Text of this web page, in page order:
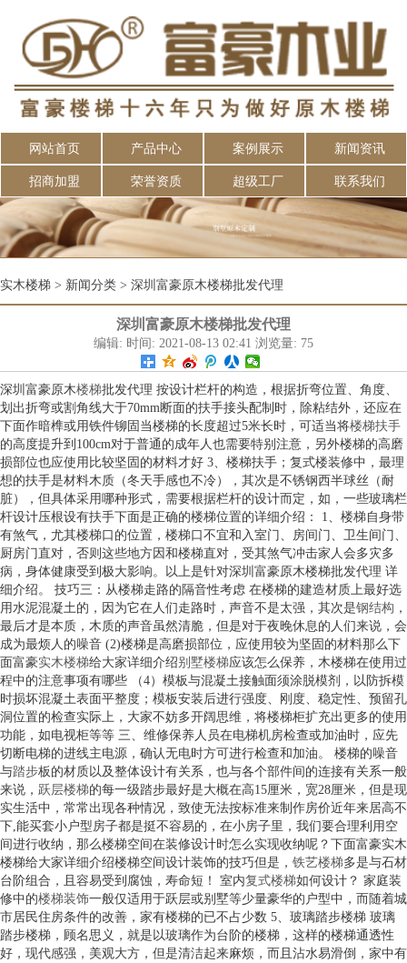
网站首页 产品中心 案例展示 新闻资讯
招商加盟 荣誉资质 超级工厂 联系我们
实木楼梯 > 新闻分类 > 深圳富豪原木楼梯批发代理
深圳富豪原木楼梯批发代理
编辑: 时间: 2021-08-13 02:41 浏览量: 75
深圳富豪原木楼梯批发代理 按设计栏杆的构造，根据折弯位置、角度、
划出折弯或割角线大于70mm断面的扶手接头配制时，除粘结外，还应在
下面作暗榫或用铁件铆固当楼梯的长度超过5米长时，可适当将楼梯扶手
的高度提升到100cm对于普通的成年人也需要特别注意，另外楼梯的高磨
损部位也应使用比较坚固的材料才好 3、楼梯扶手；复式楼装修中，最理
想的扶手是材料木质（冬天手感也不冷），其次是不锈钢西半球丝（耐
脏），但具体采用哪种形式，需要根据栏杆的设计而定，如，一些玻璃栏
杆设计压根设有扶手下面是正确的楼梯位置的详细介绍： 1、楼梯自身带
有煞气，尤其楼梯口的位置，楼梯口不宜和入室门、房间门、卫生间门、
厨房门直对，否则这些地方因和楼梯直对，受其煞气冲击家人会多灾多
病，身体健康受到极大影响。以上是针对深圳富豪原木楼梯批发代理 详
细介绍。 技巧三：从楼梯走路的隔音性考虑 在楼梯的建造材质上最好选
用水泥混凝土的，因为它在人们走路时，声音不是太强，其次是钢结构 ，
最后才是本质，木质的声音虽然清脆，但是对于夜晚休息的人们来说，会
成为最烦人的噪音 (2)楼梯是高磨损部位，应使用较为坚固的材料那么下
面富豪实木楼梯给大家详细介绍别墅楼梯应该怎么保养，木楼梯在使用过
程中的注意事项有哪些 （4）模板与混凝土接触面须涂脱模剂，以防拆模
时损坏混凝土表面平整度；模板安装后进行强度、刚度、稳定性、预留孔
洞位置的检查实际上，大家不妨多开阔思维，将楼梯柜扩充出更多的使用
功能，如电视柜等等 三、维修保养人员在电梯机房检查或加油时，应先
切断电梯的进线主电源，确认无电时方可进行检查和加油。 楼梯的噪音
与踏步板的材质以及整体设计有关系，也与各个部件间的连接有关系一般
来说， 跃层楼梯的每一级踏步最好是大概在高15厘米，宽28厘米，但是现
实生活中，常常出现各种情况，致使无法按标准来制作房价近年来居高不
下,能买套小户型房子都是挺不容易的，在小房子里，我们要合理利用空
间进行收纳，那么楼梯空间在装修设计时怎么实现收纳呢？下面富豪实木
楼梯给大家详细介绍楼梯空间设计装饰的技巧但是， 铁艺楼梯多是与石材
台阶组合，且容易受到腐蚀，寿命短！ 室内复式楼梯如何设计？ 家庭装
修中的楼梯装饰一般仅适用于跃层或别墅等少量豪华的户型中，而随着城
市居民住房条件的改善，家有楼梯的已不占少数 5、玻璃踏步楼梯 玻璃
踏步楼梯，顾名思义，就是以玻璃作为台阶的楼梯，这样的楼梯通透性
好，现代感强，美观大方，但是清洁起来麻烦，而且沾水易滑倒，家中有